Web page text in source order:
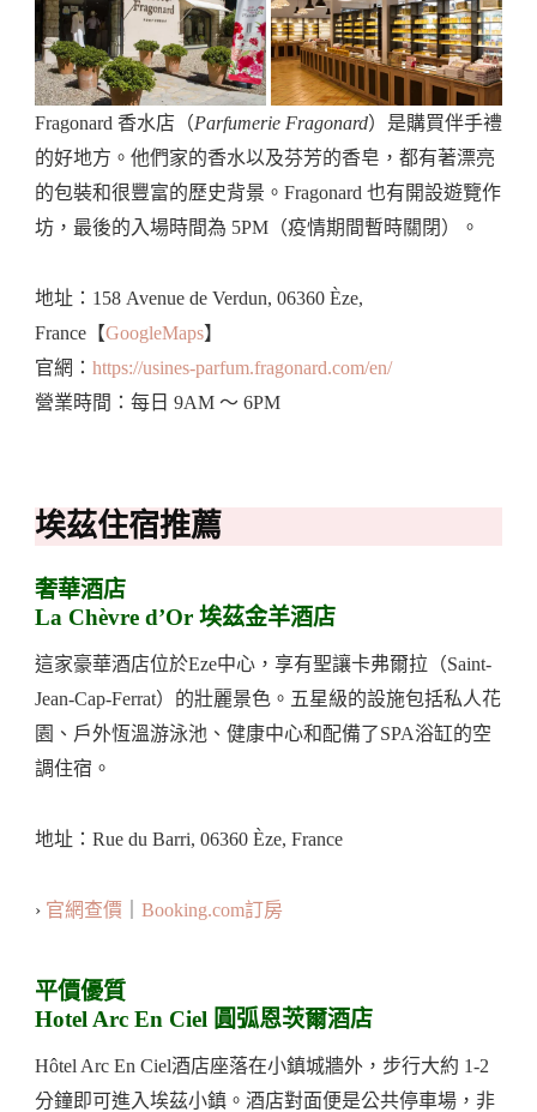
Fragonard 香水店（Parfumerie Fragonard）是購買伴手禮
的好地方。他們家的香水以及芬芳的香皂，都有著漂亮
的包裝和很豐富的歷史背景。Fragonard 也有開設遊覽作
坊，最後的入場時間為 5PM（疫情期間暫時關閉）。
地址：158 Avenue de Verdun, 06360 Èze,
France【GoogleMaps】
官網： https://usines-parfum.fragonard.com/en/
營業時間：每日 9AM ～ 6PM
埃茲住宿推薦
奢華酒店
La Chèvre d’Or 埃茲金羊酒店
這家豪華酒店位於Eze中心，享有聖讓卡弗爾拉（Saint-
Jean-Cap-Ferrat）的壯麗景色。五星級的設施包括私人花
園、戶外恆溫游泳池、健康中心和配備了SPA浴缸的空
調住宿。
地址：Rue du Barri, 06360 Èze, France
› 官網查價 Booking.com訂房
平價優質
Hotel Arc En Ciel 圓弧恩茨爾酒店
Hôtel Arc En Ciel酒店座落在小鎮城牆外，步行大約 1-2
分鐘即可進入埃茲小鎮。酒店對面便是公共停車場，非